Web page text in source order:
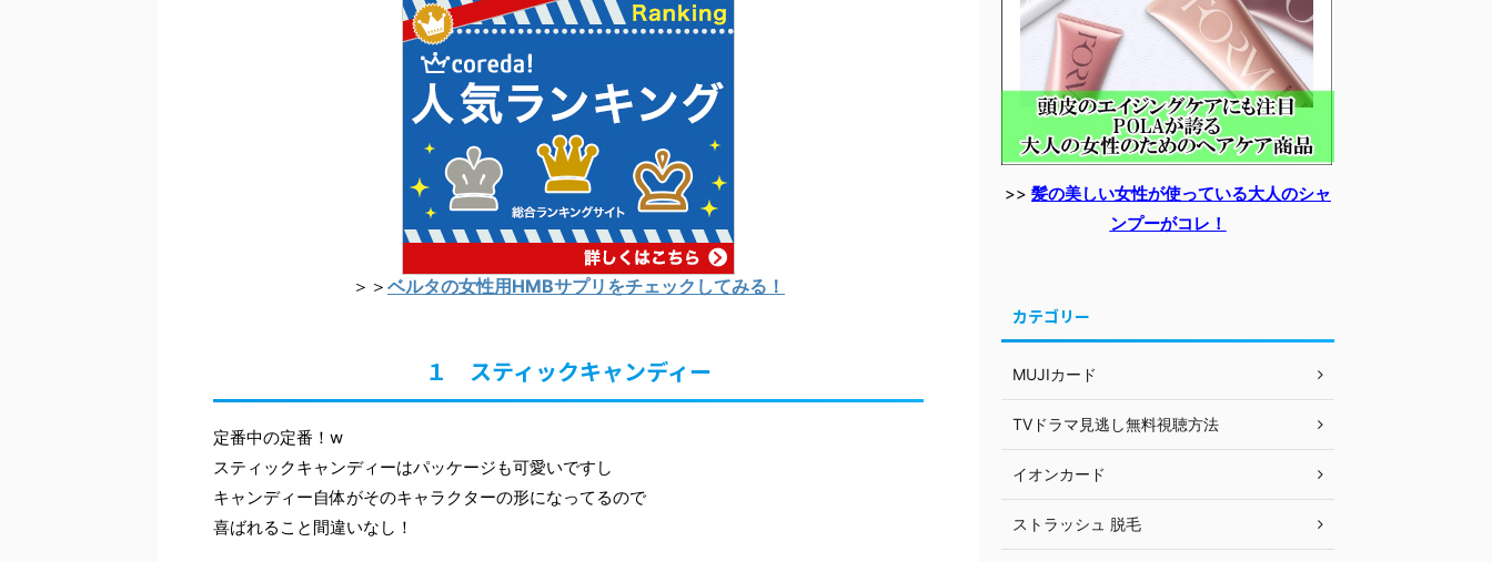
＞＞ ベルタの女性用HMBサプリをチェックしてみる！
１ スティックキャンディー
定番中の定番！w
スティックキャンディーはパッケージも可愛いですし
キャンディー自体がそのキャラクターの形になってるので
喜ばれること間違いなし！
>> 髪の美しい女性が使っている大人のシャ
ンプーがコレ！
カテゴリー
MUJIカード
TVドラマ見逃し無料視聴方法
イオンカード
ストラッシュ 脱毛